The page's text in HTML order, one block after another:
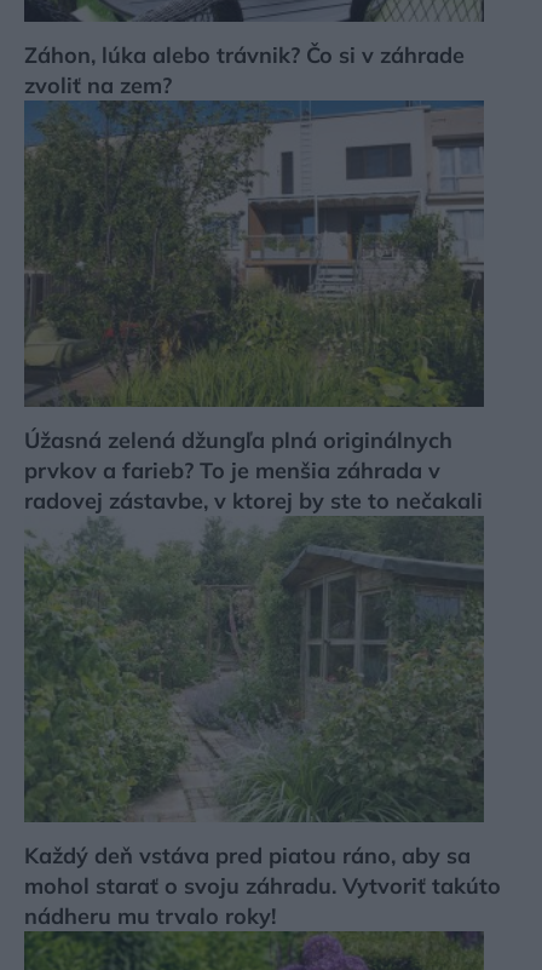
Záhon, lúka alebo trávnik? Čo si v záhrade
zvoliť na zem?
Úžasná zelená džungľa plná originálnych
prvkov a farieb? To je menšia záhrada v
radovej zástavbe, v ktorej by ste to nečakali
Každý deň vstáva pred piatou ráno, aby sa
mohol starať o svoju záhradu. Vytvoriť takúto
nádheru mu trvalo roky!